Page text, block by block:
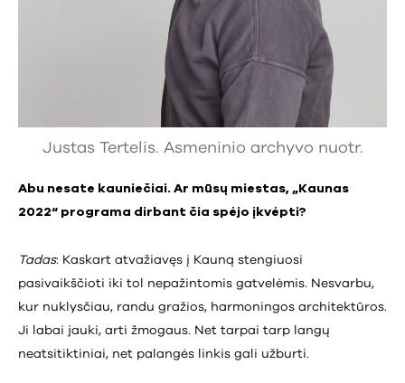
Justas Tertelis. Asmeninio archyvo nuotr.
Abu nesate kauniečiai. Ar mūsų miestas, „Kaunas
2022“ programa dirbant čia spėjo įkvėpti?
Tadas: Kaskart atvažiavęs į Kauną stengiuosi
pasivaikščioti iki tol nepažintomis gatvelėmis. Nesvarbu,
kur nuklysčiau, randu gražios, harmoningos architektūros.
Ji labai jauki, arti žmogaus. Net tarpai tarp langų
neatsitiktiniai, net palangės linkis gali užburti.